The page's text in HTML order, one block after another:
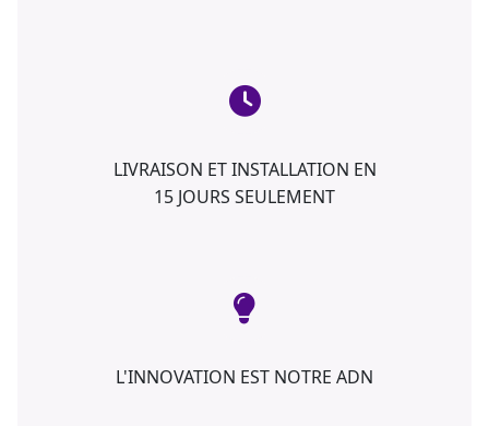
LIVRAISON ET INSTALLATION EN
15 JOURS SEULEMENT
L'INNOVATION EST NOTRE ADN